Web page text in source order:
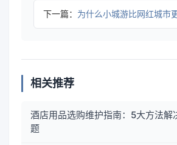
下一篇： 为什么小城游比网红城市
相关推荐
酒店用品选购维护指南：5大方法解
题